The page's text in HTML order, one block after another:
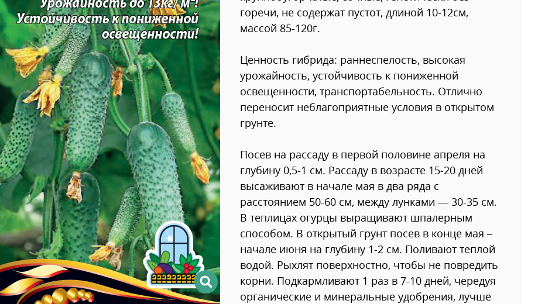
горечи, не содержат пустот, длиной 10-12см,
массой 85-120г.
Ценность гибрида: раннеспелость, высокая
урожайность, устойчивость к пониженной
освещенности, транспортабельность. Отлично
переносит неблагоприятные условия в открытом
грунте.
Посев на рассаду в первой половине апреля на
глубину 0,5-1 см. Рассаду в возрасте 15-20 дней
высаживают в начале мая в два ряда с
расстоянием 50-60 см, между лунками — 30-35 см.
В теплицах огурцы выращивают шпалерным
способом. В открытый грунт посев в конце мая –
начале июня на глубину 1-2 см. Поливают теплой
водой. Рыхлят поверхностно, чтобы не повредить
корни. Подкармливают 1 раз в 7-10 дней, чередуя
органические и минеральные удобрения, лучше